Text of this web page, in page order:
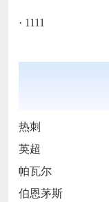
· 1111
热刺
英超
帕瓦尔
伯恩茅斯